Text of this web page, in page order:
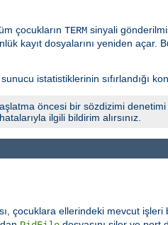
çocukların TERM sinyali
kayıt dosyalarını yeniden
istatistiklerinin sıfırlandığı
öncesi bir sözdizimi denetimi
ilgili bildirim alırsınız.
çocuklara ellerindeki mevcut işleri